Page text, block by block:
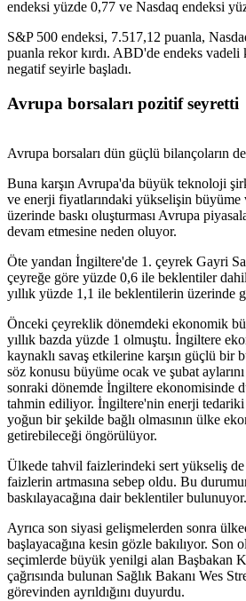
endeksi yüzde 0,77 ve Nasdaq endeksi
S&P 500 endeksi, 7.517,12 puanla,
puanla rekor kırdı. ABD'de endeks
negatif seyirle başladı.
Avrupa borsaları pozitif seyretti
Avrupa borsaları dün güçlü bilançoların
Buna karşın Avrupa'da büyük teknoloji
ve enerji fiyatlarındaki yükselişin büyüme
üzerinde baskı oluşturması Avrupa
devam etmesine neden oluyor.
Öte yandan İngiltere'de 1. çeyrek Gayri
çeyreğe göre yüzde 0,6 ile beklentiler
yıllık yüzde 1,1 ile beklentilerin üzerinde
Önceki çeyreklik dönemdeki ekonomik
yıllık bazda yüzde 1 olmuştu. İngiltere
kaynaklı savaş etkilerine karşın güçlü bir
söz konusu büyüme ocak ve şubat
sonraki dönemde İngiltere ekonomisinde
tahmin ediliyor. İngiltere'nin enerji tedariki
yoğun bir şekilde bağlı olmasının ülke
getirebileceği öngörülüyor.
Ülkede tahvil faizlerindeki sert yükseliş de
faizlerin artmasına sebep oldu. Bu
baskılayacağına dair beklentiler bulunuyor.
Ayrıca son siyasi gelişmelerden sonra
başlayacağına kesin gözle bakılıyor. Son
seçimlerde büyük yenilgi alan Başbakan
çağrısında bulunan Sağlık Bakanı Wes
görevinden ayrıldığını duyurdu.